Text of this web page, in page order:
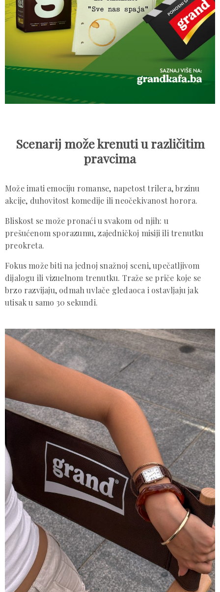
Scenarij može krenuti u različitim
pravcima
Može imati emociju romanse, napetost trilera, brzinu
akcije, duhovitost komedije ili neočekivanost horora.
Bliskost se može pronaći u svakom od njih: u
prešućenom sporazumu, zajedničkoj misiji ili trenutku
preokreta.
Fokus može biti na jednoj snažnoj sceni, upečatljivom
dijalogu ili vizuelnom trenutku. Traže se priče koje se
brzo razvijaju, odmah uvlače gledaoca i ostavljaju jak
utisak u samo 30 sekundi.